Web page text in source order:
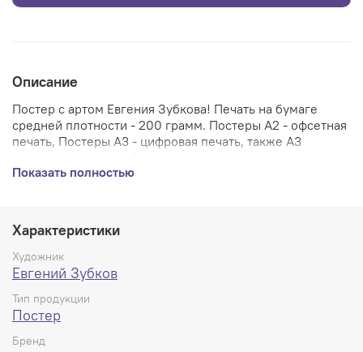
Описание
Постер с артом Евгения Зубкова! Печать на бумаге
средней плотности - 200 грамм. Постеры А2 - офсетная
печать, Постеры А3 - цифровая печать, также А3
смотрится и без рамки.
Показать полностью
Характеристики
Художник
Евгений Зубков
Тип продукции
Постер
Бренд